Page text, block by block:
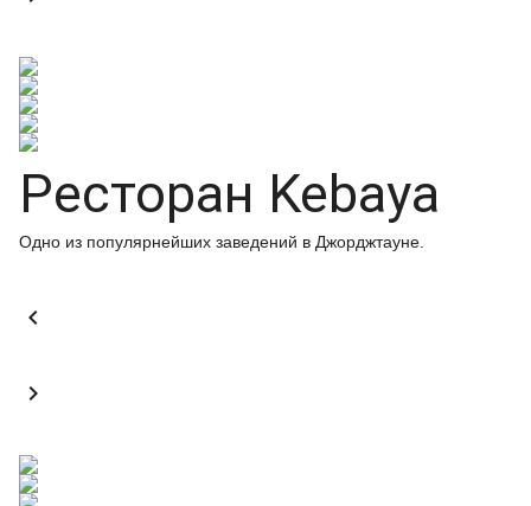
Ресторан Kebaya
Одно из популярнейших заведений в Джорджтауне.

